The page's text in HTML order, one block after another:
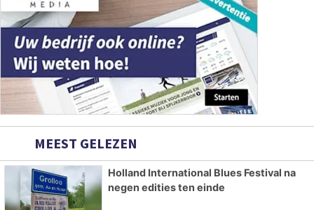
MEEST GELEZEN
Holland International Blues Festival na
negen edities ten einde